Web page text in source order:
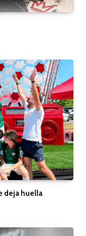
deja huella